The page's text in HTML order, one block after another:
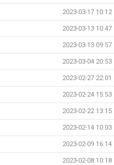
2023-03-17 10:12
2023-03-13 10:47
2023-03-13 09:57
2023-03-04 20:53
2023-02-27 22:01
2023-02-24 15:53
2023-02-22 13:15
2023-02-14 10:03
2023-02-09 16:14
2023-02-08 10:18